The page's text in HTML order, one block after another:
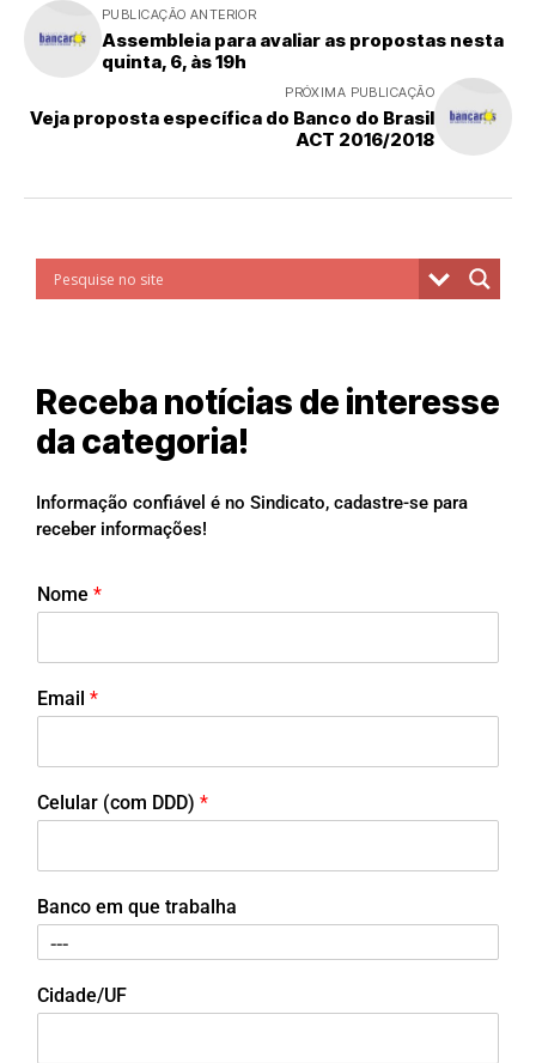
PUBLICAÇÃO ANTERIOR
Assembleia para avaliar as propostas nesta
quinta, 6, às 19h
PRÓXIMA PUBLICAÇÃO
Veja proposta específica do Banco do Brasil
ACT 2016/2018
Receba notícias de interesse
da categoria!
Informação confiável é no Sindicato, cadastre-se para
receber informações!
Nome *
Email *
Celular (com DDD) *
Banco em que trabalha
Cidade/UF